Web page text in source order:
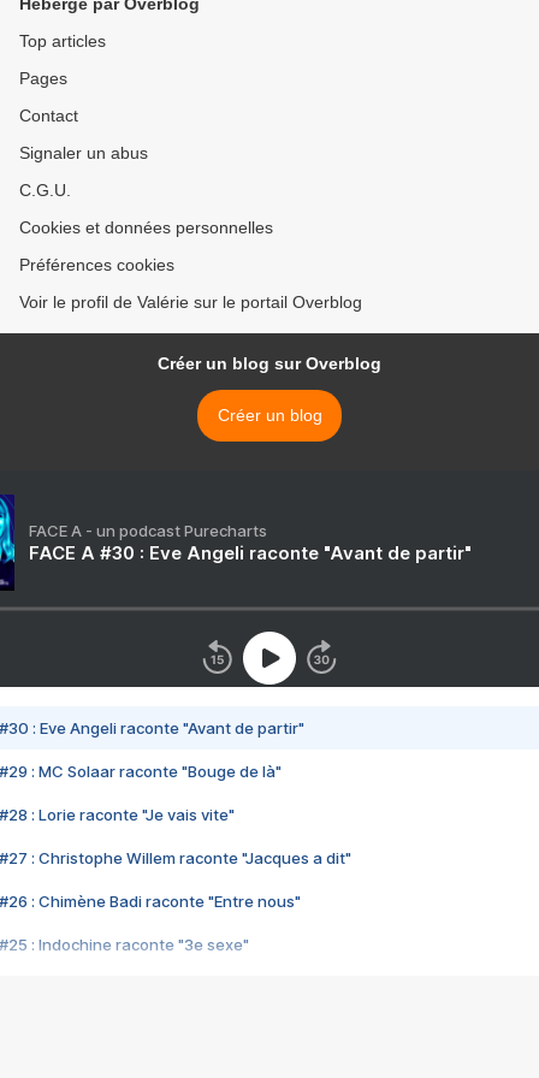
Top articles
Pages
Contact
Signaler un abus
C.G.U.
Cookies et données personnelles
Préférences cookies
Voir le profil de Valérie sur le portail Overblog
Créer un blog sur Overblog
Créer un blog
FACE A - un podcast Purecharts
FACE A #30 : Eve Angeli raconte "Avant de partir"
#30 : Eve Angeli raconte "Avant de partir"
#29 : MC Solaar raconte "Bouge de là"
#28 : Lorie raconte "Je vais vite"
#27 : Christophe Willem raconte "Jacques a dit"
#26 : Chimène Badi raconte "Entre nous"
#25 : Indochine raconte "3e sexe"